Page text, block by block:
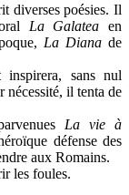
diverses poésies. Il
La Galateaen
La Dianade
sans nul
il tenta de
La vie à
défense des
aux Romains.
les foules.